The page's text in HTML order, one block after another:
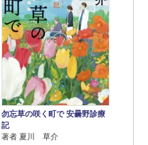
勿忘草の咲く町で 安曇野診療
記
著者 夏川 草介